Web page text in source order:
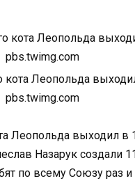
кота Леопольда
pbs.twimg.com
Леопольда выходил в
Назарук создали
по всему Союзу раз